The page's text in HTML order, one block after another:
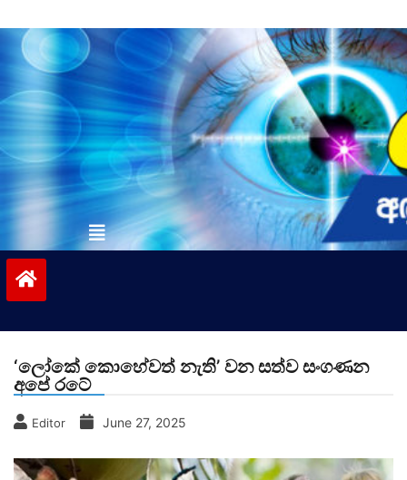
to
contentvinivida.lk
‘ලෝකේ කොහේවත් නැති’ වන සත්ව සංගණන
අපේ රටේ
Editor June 27, 2025